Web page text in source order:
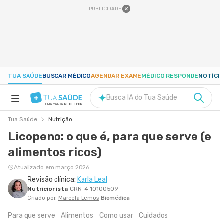
PUBLICIDADE
TUA SAÚDEBUSCAR MÉDICOAGENDAR EXAMEMÉDICO RESPONDE
NUTRIÇÃO
GRAVIDEZ
UMA MARCA REDE D'OR
Busca IA do Tua Saúde
Tua Saúde Nutrição
Licopeno: o que é, para que serve (e
alimentos ricos)
Atualizado em março 2026
Revisão clínica: Karla Leal
Nutricionista CRN-4 10100509
Criado por: Marcela Lemos Biomédica
Para que serve Alimentos Como usar Cuidados